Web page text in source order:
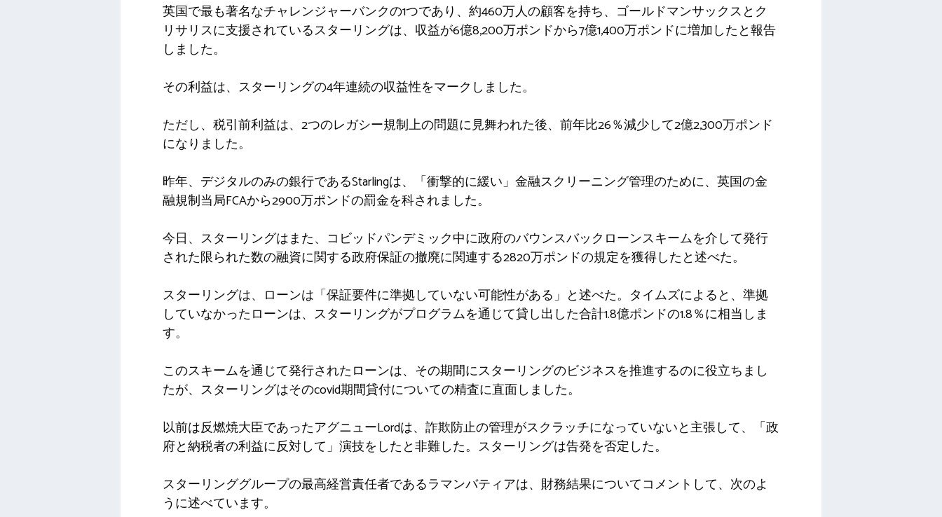
英国で最も著名なチャレンジャーバンクの1つであり、約460万人の顧客を持ち、ゴールドマンサックスとク
リサリスに支援されているスターリングは、収益が6億8,200万ポンドから7億1,400万ポンドに増加したと報告
しました。
その利益は、スターリングの4年連続の収益性をマークしました。
ただし、税引前利益は、2つのレガシー規制上の問題に見舞われた後、前年比26％減少して2億2,300万ポンド
になりました。
昨年、デジタルのみの銀行であるStarlingは、「衝撃的に緩い」金融スクリーニング管理のために、英国の金
融規制当局FCAから2900万ポンドの罰金を科されました。
今日、スターリングはまた、コビッドパンデミック中に政府のバウンスバックローンスキームを介して発行
された限られた数の融資に関する政府保証の撤廃に関連する2820万ポンドの規定を獲得したと述べた。
スターリングは、ローンは「保証要件に準拠していない可能性がある」と述べた。タイムズによると、準拠
していなかったローンは、スターリングがプログラムを通じて貸し出した合計1.8億ポンドの1.8％に相当しま
す。
このスキームを通じて発行されたローンは、その期間にスターリングのビジネスを推進するのに役立ちまし
たが、スターリングはそのcovid期間貸付についての精査に直面しました。
以前は反燃焼大臣であったアグニューLordは、詐欺防止の管理がスクラッチになっていないと主張して、「政
府と納税者の利益に反対して」演技をしたと非難した。スターリングは告発を否定した。
スターリンググループの最高経営責任者であるラマンバティアは、財務結果についてコメントして、次のよ
うに述べています。